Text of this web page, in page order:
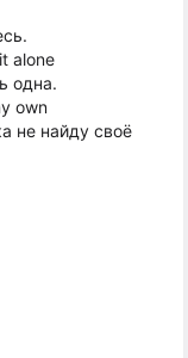
alone
одна.
own
не найду своё